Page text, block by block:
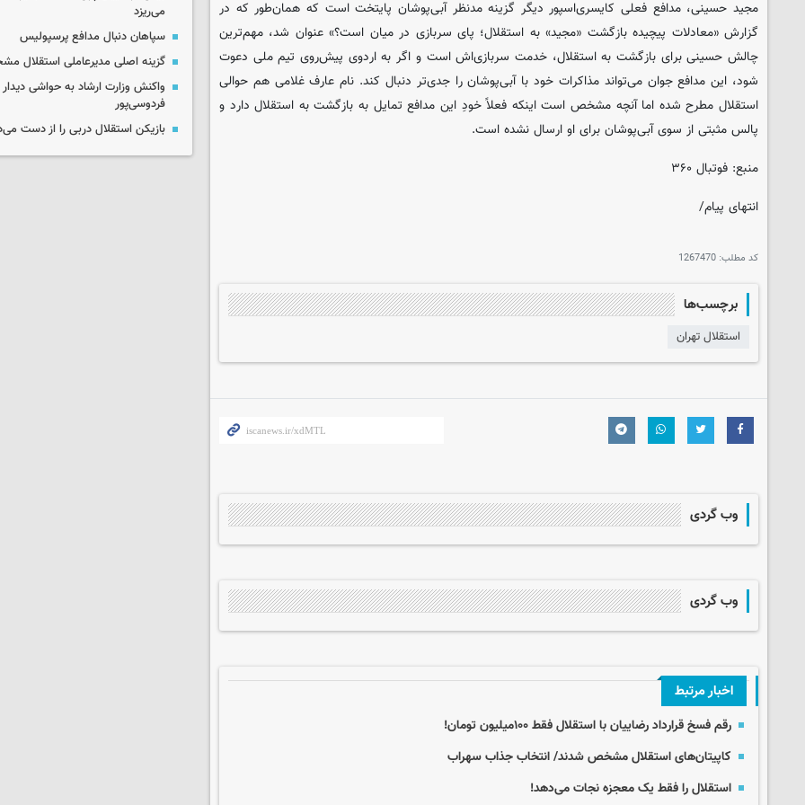
مجید حسینی، مدافع فعلی کایسری‌اسپور دیگر گزینه مدنظر آبی‌پوشان پایتخت است که همان‌طور که در
گزارش «معادلات پیچیده بازگشت «مجید» به استقلال؛ پای سربازی در میان است؟» عنوان شد، مهم‌ترین
چالش حسینی برای بازگشت به استقلال، خدمت سربازی‌اش است و اگر به اردوی پیش‌روی تیم ملی دعوت
شود، این مدافع جوان می‌تواند مذاکرات خود با آبی‌پوشان را جدی‌تر دنبال کند. نام عارف غلامی هم حوالی
استقلال مطرح شده اما آنچه مشخص است اینکه فعلاً خودِ این مدافع تمایل به بازگشت به استقلال دارد و
پالس مثبتی از سوی آبی‌پوشان برای او ارسال نشده است.
منبع: فوتبال ۳۶۰
انتهای پیام/
کد مطلب: 1267470
برچسب‌ها
استقلال تهران
وب گردی
وب گردی
اخبار مرتبط
رقم فسخ قرارداد رضاییان با استقلال فقط ۱۰۰میلیون تومان!
کاپیتان‌های استقلال مشخص شدند/ انتخاب جذاب سهراب
استقلال را فقط یک معجزه نجات می‌دهد!
می‌ریزد
سپاهان دنبال مدافع پرسپولیس
گزینه اصلی مدیرعاملی استقلال
واکنش وزارت ارشاد به حواشی
فردوسی‌پور
بازیکن استقلال دربی را از دست